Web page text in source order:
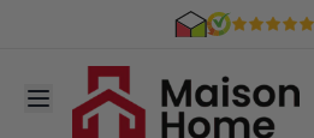
Ga naar de inhoud